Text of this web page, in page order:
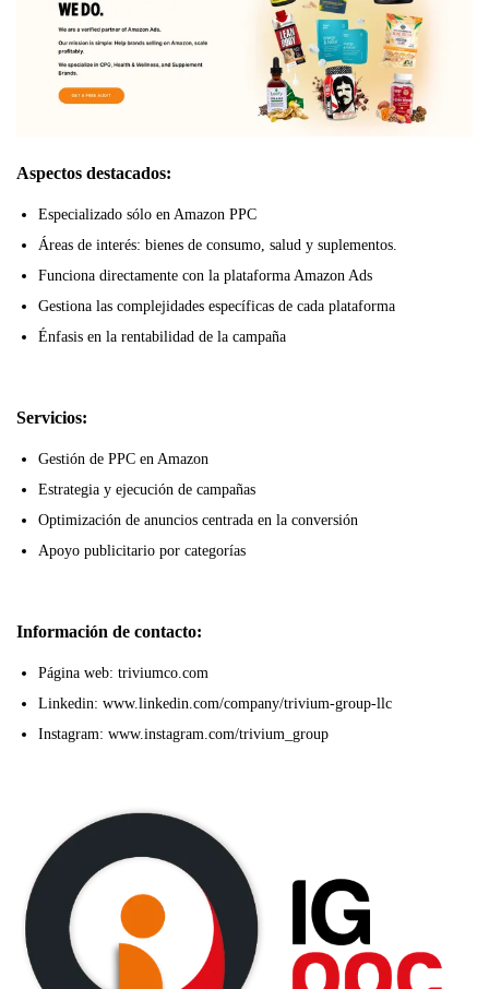
Aspectos destacados:
Especializado sólo en Amazon PPC
Áreas de interés: bienes de consumo, salud y suplementos.
Funciona directamente con la plataforma Amazon Ads
Gestiona las complejidades específicas de cada plataforma
Énfasis en la rentabilidad de la campaña
Servicios:
Gestión de PPC en Amazon
Estrategia y ejecución de campañas
Optimización de anuncios centrada en la conversión
Apoyo publicitario por categorías
Información de contacto:
Página web: triviumco.com
Linkedin: www.linkedin.com/company/trivium-group-llc
Instagram: www.instagram.com/trivium_group